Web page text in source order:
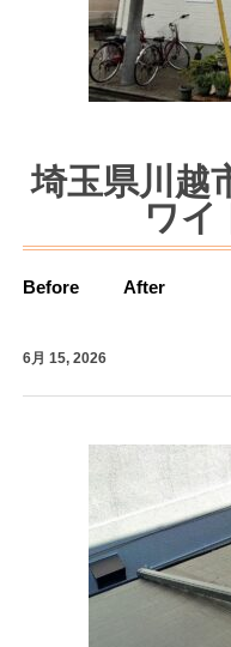
埼玉県川
ワ
Before
6月 15, 2026